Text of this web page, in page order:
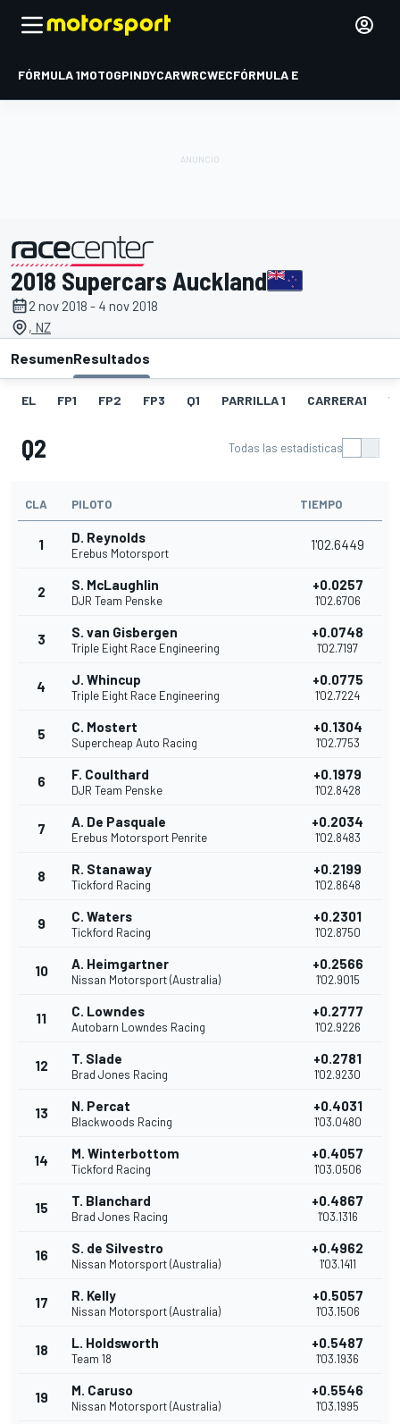
FÓRMULA 1MOTOGPINDYCARWRCWECFÓRMULA E
presentado por
2018 Supercars Auckland
2 nov 2018 - 4 nov 2018
, NZ
ResumenResultados
EL FP1 FP2 FP3 Q1 PARRILLA 1 CARRERA1
Q2 Todas las estadísticas
CLA PILOTO TIEMPO
1 D. Reynolds
Erebus Motorsport
1'02.6449
2 S. McLaughlin
DJR Team Penske
+0.0257
1'02.6706
3 S. van Gisbergen
Triple Eight Race Engineering
+0.0748
1'02.7197
4 J. Whincup
Triple Eight Race Engineering
+0.0775
1'02.7224
5 C. Mostert
Supercheap Auto Racing
+0.1304
1'02.7753
6 F. Coulthard
DJR Team Penske
+0.1979
1'02.8428
7 A. De Pasquale
Erebus Motorsport Penrite
+0.2034
1'02.8483
8 R. Stanaway
Tickford Racing
+0.2199
1'02.8648
9 C. Waters
Tickford Racing
+0.2301
1'02.8750
10 A. Heimgartner
Nissan Motorsport (Australia)
+0.2566
1'02.9015
11 C. Lowndes
Autobarn Lowndes Racing
+0.2777
1'02.9226
12 T. Slade
Brad Jones Racing
+0.2781
1'02.9230
13 N. Percat
Blackwoods Racing
+0.4031
1'03.0480
14 M. Winterbottom
Tickford Racing
+0.4057
1'03.0506
15 T. Blanchard
Brad Jones Racing
+0.4867
1'03.1316
16 S. de Silvestro
Nissan Motorsport (Australia)
+0.4962
1'03.1411
17 R. Kelly
Nissan Motorsport (Australia)
+0.5057
1'03.1506
18 L. Holdsworth
Team 18
+0.5487
1'03.1936
19 M. Caruso
Nissan Motorsport (Australia)
+0.5546
1'03.1995